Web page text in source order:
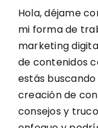
Hola, déjame
mi forma de
marketing
de contenidos
estás
creación de
consejos y